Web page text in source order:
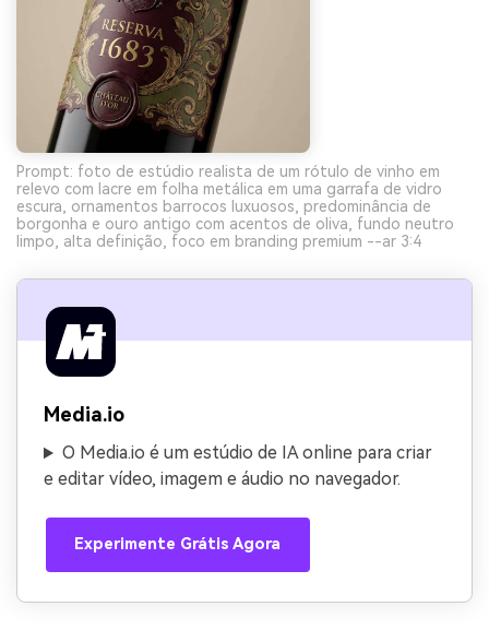
Prompt: foto de estúdio realista de um rótulo de vinho em
relevo com lacre em folha metálica em uma garrafa de vidro
escura, ornamentos barrocos luxuosos, predominância de
borgonha e ouro antigo com acentos de oliva, fundo neutro
limpo, alta definição, foco em branding premium --ar 3:4
Media.io
O Media.io é um estúdio de IA online para criar
e editar vídeo, imagem e áudio no navegador.
Experimente Grátis Agora